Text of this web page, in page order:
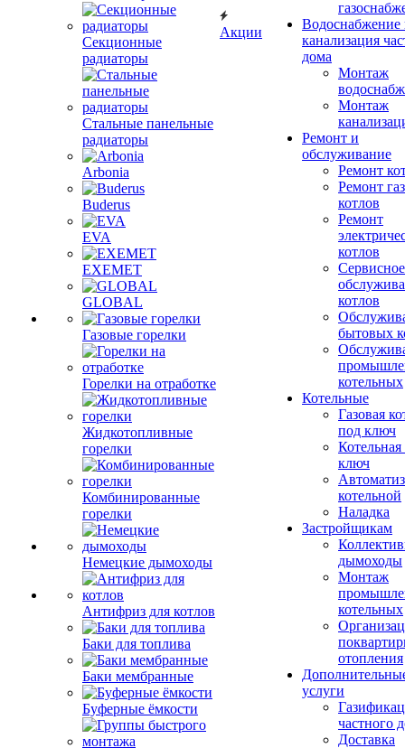
Секционные
радиаторы
Стальные панельные
радиаторы
Arbonia
Buderus
EVA
EXEMET
GLOBAL
Газовые горелки
Горелки на отработке
Жидкотопливные
горелки
Комбинированные
горелки
Немецкие дымоходы
Антифриз для котлов
Баки для топлива
Баки мембранные
Буферные ёмкости
Акции
Водоснабжение
канализация
дома
Монтаж
Монтаж
Ремонт и
обслуживание
Ремонт
Ремонт
котлов
Ремонт
котлов
Сервисное
котлов
бытовых
котельных
Котельные
Газовая
под ключ
ключ
котельной
Наладка
Застройщикам
дымоходы
Монтаж
котельных
отопления
услуги
частного
Доставка